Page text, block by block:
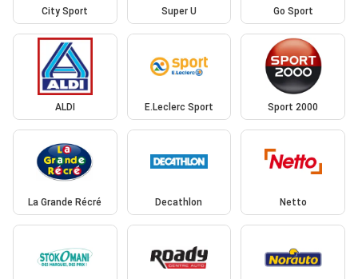
City Sport Super U Go Sport
ALDI E.Leclerc Sport Sport 2000
La Grande Récré Decathlon Netto